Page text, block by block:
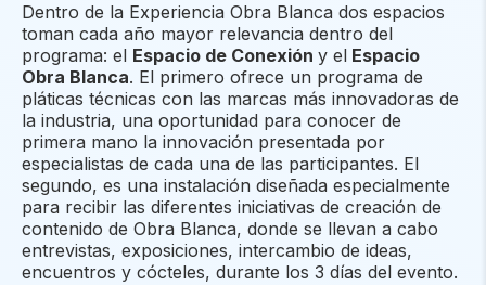
Dentro de la Experiencia Obra Blanca dos espacios
toman cada año mayor relevancia dentro del
programa: el Espacio de Conexión y el Espacio
Obra Blanca. El primero ofrece un programa de
pláticas técnicas con las marcas más innovadoras de
la industria, una oportunidad para conocer de
primera mano la innovación presentada por
especialistas de cada una de las participantes. El
segundo, es una instalación diseñada especialmente
para recibir las diferentes iniciativas de creación de
contenido de Obra Blanca, donde se llevan a cabo
entrevistas, exposiciones, intercambio de ideas,
encuentros y cócteles, durante los 3 días del evento.